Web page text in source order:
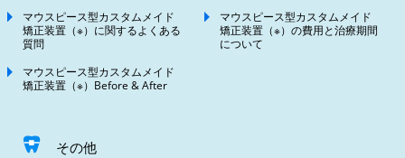
マウスピース型カスタムメイド
矯正装置（※）に関するよくある
質問
マウスピース型カスタムメイド
矯正装置（※）の費用と治療期間
について
マウスピース型カスタムメイド
矯正装置（※）Before & After
その他